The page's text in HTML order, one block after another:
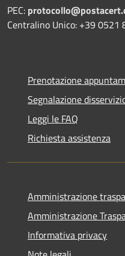
PEC:
Centralino Unico: +39 0521
Prenotazione
Segnalazione
Leggi le FAQ
Richiesta assistenza
Amministrazione
Amministrazione
Informativa privacy